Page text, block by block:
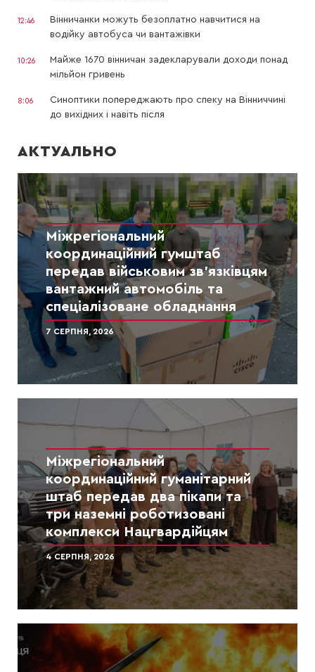
12:46
Вінничанки можуть безоплатно навчитися на
водійку автобуса чи вантажівки
10:26
Майже 1670 вінничан задекларували доходи понад
мільйон гривень
8:06
Синоптики попереджають про спеку на Вінниччині
до вихідних і навіть після
АКТУАЛЬНО
Міжрегіональний
координаційний гумштаб
передав військовим зв’язківцям
вантажний автомобіль та
спеціалізоване обладнання
7 СЕРПНЯ, 2026
Міжрегіональний
координаційний гуманітарний
штаб передав два пікапи та
три наземні роботизовані
комплекси Нацгвардійцям
4 СЕРПНЯ, 2026